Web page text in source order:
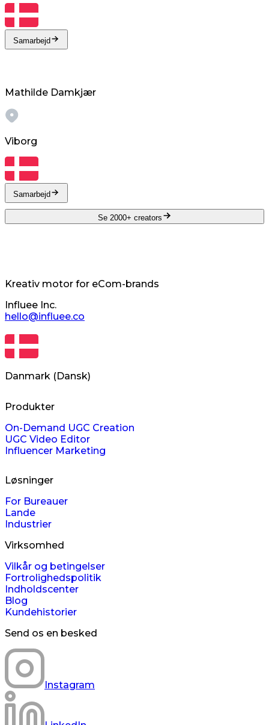
Samarbejd
Mathilde Damkjær
Viborg
Samarbejd
Se 2000+ creators
Kreativ motor for eCom-brands
Influee Inc.
hello@influee.co
Danmark (Dansk)
Produkter
On-Demand UGC Creation
UGC Video Editor
Influencer Marketing
Løsninger
For Bureauer
Lande
Industrier
Virksomhed
Vilkår og betingelser
Fortrolighedspolitik
Indholdscenter
Blog
Kundehistorier
Send os en besked
Instagram